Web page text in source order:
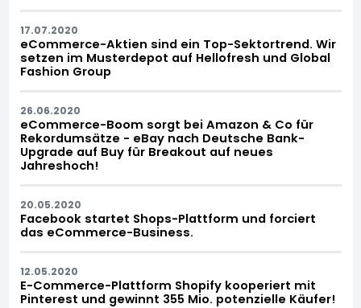
17.07.2020
eCommerce-Aktien sind ein Top-Sektortrend. Wir
setzen im Musterdepot auf Hellofresh und Global
Fashion Group
26.06.2020
eCommerce-Boom sorgt bei Amazon & Co für
Rekordumsätze - eBay nach Deutsche Bank-
Upgrade auf Buy für Breakout auf neues
Jahreshoch!
20.05.2020
Facebook startet Shops-Plattform und forciert
das eCommerce-Business.
12.05.2020
E-Commerce-Plattform Shopify kooperiert mit
Pinterest und gewinnt 355 Mio. potenzielle Käufer!